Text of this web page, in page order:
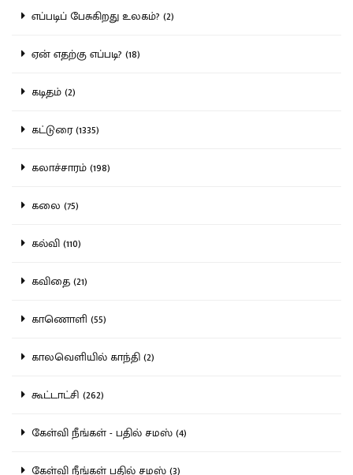
எப்படிப் பேசுகிறது உலகம்? (2)
ஏன் எதற்கு எப்படி? (18)
கடிதம் (2)
கட்டுரை (1335)
கலாச்சாரம் (198)
கலை (75)
கல்வி (110)
கவிதை (21)
காணொளி (55)
காலவெளியில் காந்தி (2)
கூட்டாட்சி (262)
கேள்வி நீங்கள் - பதில் சமஸ் (4)
கேள்வி நீங்கள் பதில் சமஸ் (3)